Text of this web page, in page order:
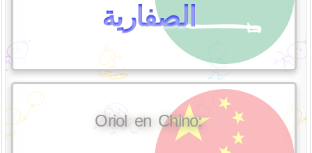
الصفارية
Oriol en Chino: